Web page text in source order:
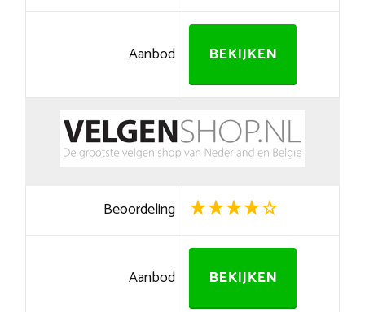
Aanbod BEKIJKEN
Beoordeling
Aanbod BEKIJKEN